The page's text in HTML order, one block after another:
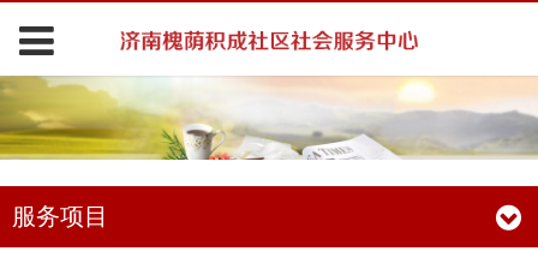
服务项目